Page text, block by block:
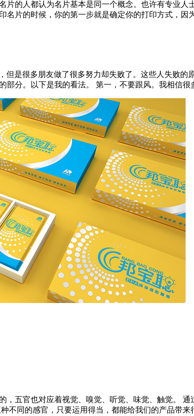
片的人都认为名片基本是同一个概念。也许有专业
名片的时候，你的第一步就是确定你的打印方式，
但是很多朋友做了很多努力却失败了。这些人失败
部分。以下是我的看法。 第一，不要跟风。我相信
，五官也对应着视觉、嗅觉、听觉、味觉、触觉。
不同的感官，只要运用得当，都能给我们的产品带